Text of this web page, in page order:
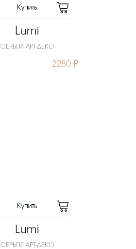
Lumi
СЕРЬГИ АРТ-ДЕКО
2280 ₽
Lumi
СЕРЬГИ АРТ-ДЕКО